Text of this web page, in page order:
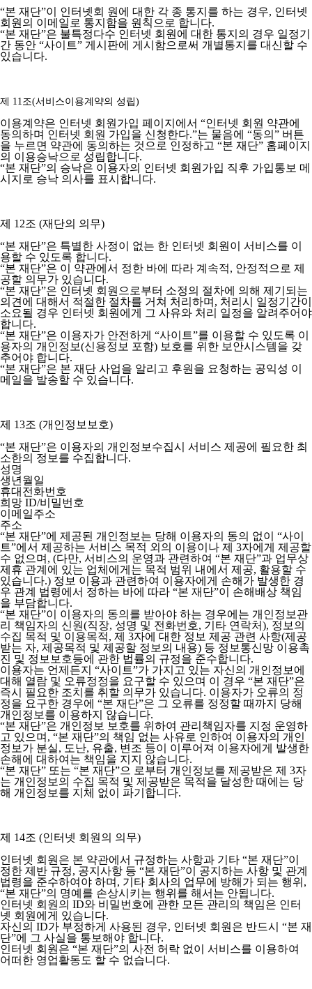
“본 재단”이 인터넷회 원에 대한 각 종 통지를 하는 경우, 인터넷
회원의 이메일로 통지함을 원칙으로 합니다.
“본 재단”은 불특정다수 인터넷 회원에 대한 통지의 경우 일정기
간 동안 “사이트” 게시판에 게시함으로써 개별통지를 대신할 수
있습니다.
제 11조(서비스이용계약의 성립)
이용계약은 인터넷 회원가입 페이지에서 “인터넷 회원 약관에
동의하며 인터넷 회원 가입을 신청한다.”는 물음에 “동의” 버튼
을 누르면 약관에 동의하는 것으로 인정하고 “본 재단” 홈페이지
의 이용승낙으로 성립합니다.
“본 재단”의 승낙은 이용자의 인터넷 회원가입 직후 가입통보 메
시지로 승낙 의사를 표시합니다.
제 12조 (재단의 의무)
“본 재단”은 특별한 사정이 없는 한 인터넷 회원이 서비스를 이
용할 수 있도록 합니다.
“본 재단”은 이 약관에서 정한 바에 따라 계속적, 안정적으로 제
공할 의무가 있습니다.
“본 재단”은 인터넷 회원으로부터 소정의 절차에 의해 제기되는
의견에 대해서 적절한 절차를 거쳐 처리하며, 처리시 일정기간이
소요될 경우 인터넷 회원에게 그 사유와 처리 일정을 알려주어야
합니다.
“본 재단”은 이용자가 안전하게 “사이트”를 이용할 수 있도록 이
용자의 개인정보(신용정보 포함) 보호를 위한 보안시스템을 갖
추어야 합니다.
“본 재단”은 본 재단 사업을 알리고 후원을 요청하는 공익성 이
메일을 발송할 수 있습니다.
제 13조 (개인정보보호)
“본 재단”은 이용자의 개인정보수집시 서비스 제공에 필요한 최
소한의 정보를 수집합니다.
성명
생년월일
휴대전화번호
희망 ID/비밀번호
이메일주소
주소
“본 재단”에 제공된 개인정보는 당해 이용자의 동의 없이 “사이
트”에서 제공하는 서비스 목적 외의 이용이나 제 3자에게 제공할
수 없으며, (다만, 서비스의 운영과 관련하여 “본 재단”과 업무상
제휴 관계에 있는 업체에게는 목적 범위 내에서 제공, 활용할 수
있습니다.) 정보 이용과 관련하여 이용자에게 손해가 발생한 경
우 관계 법령에서 정하는 바에 따라 “본 재단”이 손해배상 책임
을 부담합니다.
“본 재단”이 이용자의 동의를 받아야 하는 경우에는 개인정보관
리 책임자의 신원(직장, 성명 및 전화번호, 기타 연락처), 정보의
수집 목적 및 이용목적, 제 3자에 대한 정보 제공 관련 사항(제공
받는 자, 제공목적 및 제공할 정보의 내용) 등 정보통신망 이용촉
진 및 정보보호등에 관한 법률의 규정을 준수합니다.
이용자는 언제든지 “사이트”가 가지고 있는 자신의 개인정보에
대해 열람 및 오류정정을 요구할 수 있으며 이 경우 “본 재단”은
즉시 필요한 조치를 취할 의무가 있습니다. 이용자가 오류의 정
정을 요구한 경우에 “본 재단”은 그 오류를 정정할 때까지 당해
개인정보를 이용하지 않습니다.
“본 재단”은 개인정보 보호를 위하여 관리책임자를 지정 운영하
고 있으며, “본 재단”의 책임 없는 사유로 인하여 이용자의 개인
정보가 분실, 도난, 유출, 변조 등이 이루어져 이용자에게 발생한
손해에 대하여는 책임을 지지 않습니다.
“본 재단” 또는 “본 재단”으 로부터 개인정보를 제공받은 제 3자
는 개인정보의 수집 목적 및 제공받은 목적을 달성한 때에는 당
해 개인정보를 지체 없이 파기합니다.
제 14조 (인터넷 회원의 의무)
인터넷 회원은 본 약관에서 규정하는 사항과 기타 “본 재단”이
정한 제반 규정, 공지사항 등 “본 재단”이 공지하는 사항 및 관계
법령을 준수하여야 하며, 기타 회사의 업무에 방해가 되는 행위,
“본 재단”의 명예를 손상시키는 행위를 해서는 안됩니다.
인터넷 회원의 ID와 비밀번호에 관한 모든 관리의 책임은 인터
넷 회원에게 있습니다.
자신의 ID가 부정하게 사용된 경우, 인터넷 회원은 반드시 “본 재
단”에 그 사실을 통보해야 합니다.
인터넷 회원은 “본 재단”의 사전 허락 없이 서비스를 이용하여
어떠한 영업활동도 할 수 없습니다.